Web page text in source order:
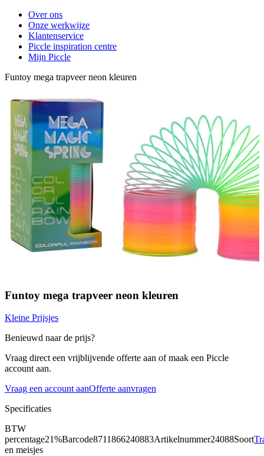
Over ons
Onze werkwijze
Klantenservice
Piccle inspiration centre
Mijn Piccle
Funtoy mega trapveer neon kleuren
Funtoy mega trapveer neon kleuren
Kleine Prijsjes
Benieuwd naar de prijs?
Vraag direct een vrijblijvende offerte aan of maak een Piccle
account aan.
Vraag een account aanOfferte aanvragen
Specificaties
BTW
percentage21%Barcode8711866240883Artikelnummer24088Soort
en meisjes